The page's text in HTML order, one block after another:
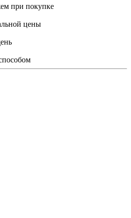
при покупке
цены